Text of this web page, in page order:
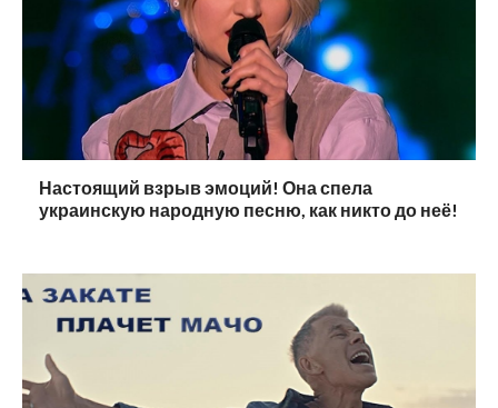
Настоящий взрыв эмоций! Она спела
украинскую народную песню, как никто до неё!